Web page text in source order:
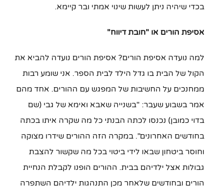
בכדי שיהיה ניתן לעשות שינוי אמתי ובר קיימא.
אסיפת הורים או "חובת דיווח"
למה נועדה אסיפת הורים? אסיפת הורים נועדה להביא את
הקול של הבית בו גדל הילד לבית הספר. אני שומע רבות
ממחנכים על החשיבות של המפגש עם ההורים. אחד מהם
אמר בשבוע שעבר: "בשנייה שאבא ואימא של גבי (שם
בדוי כמובן) נכנסו לכתה הבנתי כל מה שקרה איתו בכתה
בחודשים האחרונים". במקרה הזה ההורים שידרו מצוקה
וחוסר ביטחון שבאו לידי ביטוי בכל מה שקשור להצבת
גבולות אצל ילדיהם בבית. ההורים הופנו לקבלת הנחיית
הורים ובחודשים שלאחר מכן התנהגות ילדיהם השתפרה